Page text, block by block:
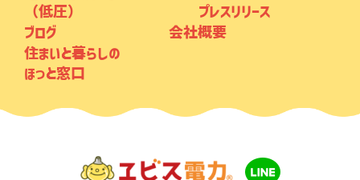
（低圧）
プレスリリース
ブログ
会社概要
住まいと暮らしの
ほっと窓口